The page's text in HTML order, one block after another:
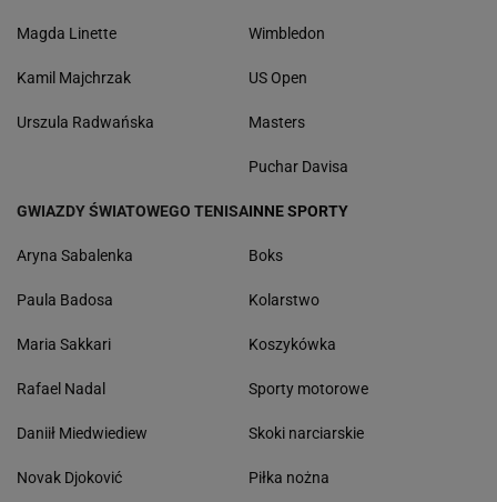
Magda Linette
Kamil Majchrzak
Urszula Radwańska
Wimbledon
US Open
Masters
Puchar Davisa
GWIAZDY ŚWIATOWEGO TENISA
Aryna Sabalenka
Paula Badosa
Maria Sakkari
Rafael Nadal
Daniił Miedwiediew
Novak Djoković
INNE SPORTY
Boks
Kolarstwo
Koszykówka
Sporty motorowe
Skoki narciarskie
Piłka nożna